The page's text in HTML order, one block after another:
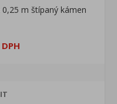
m štípaný kámen